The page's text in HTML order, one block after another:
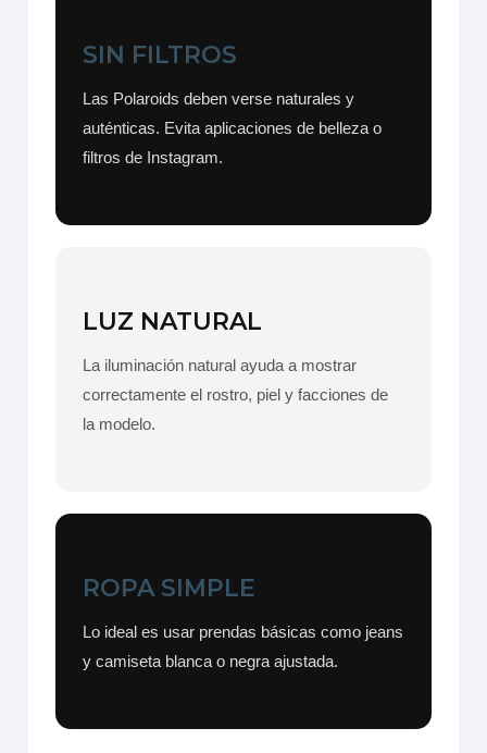
SIN FILTROS
Las Polaroids deben verse naturales y
auténticas. Evita aplicaciones de belleza o
filtros de Instagram.
LUZ NATURAL
La iluminación natural ayuda a mostrar
correctamente el rostro, piel y facciones de
la modelo.
ROPA SIMPLE
Lo ideal es usar prendas básicas como jeans
y camiseta blanca o negra ajustada.